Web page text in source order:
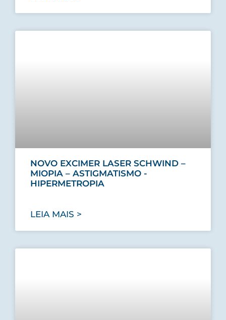
NOVO EXCIMER LASER SCHWIND –
MIOPIA – ASTIGMATISMO -
HIPERMETROPIA
LEIA MAIS >